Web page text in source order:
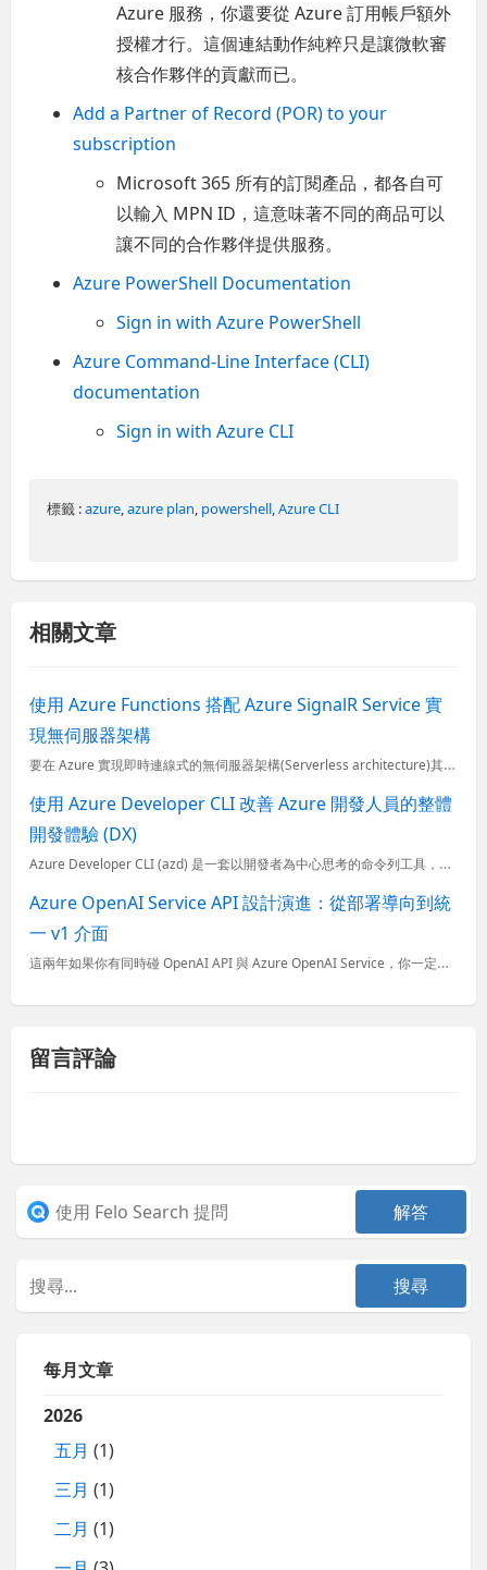
Azure 服務，你還要從 Azure 訂用帳戶額外
授權才行。這個連結動作純粹只是讓微軟審
核合作夥伴的貢獻而已。
Add a Partner of Record (POR) to your
subscription
Microsoft 365 所有的訂閱產品，都各自可
以輸入 MPN ID，這意味著不同的商品可以
讓不同的合作夥伴提供服務。
Azure PowerShell Documentation
Sign in with Azure PowerShell
Azure Command-Line Interface (CLI)
documentation
Sign in with Azure CLI
標籤 :azure,azure plan, powershell,Azure CLI
相關文章
使用 Azure Functions 搭配 Azure SignalR Service 實
現無伺服器架構
要在 Azure 實現即時連線式的無伺服器架構(Serverless architecture)其實相當容易，只要學會 Azure Functions 的開發方式，搭配著 Azure SignalR
使用 Azure Developer CLI 改善 Azure 開發人員的整體
開發體驗 (DX)
Azure Developer CLI (azd) 是一套以開發者為中心思考的命令列工具，專門用來建立可以部署到 Azure 的雲端應用程式。他提供一組命令可以幫助你在開發專案時，可以在專案範本、設定
Azure OpenAI Service API 設計演進：從部署導向到統
一 v1 介面
這兩年如果你有同時碰 OpenAI API 與 Azure OpenAI Service，你一定會覺得同樣是呼叫 LLM 的 API，明明都是一樣的服務，但是 Azure OpenAI 的 API 設...
留言評論
每月文章
2026
五月 (1)
三月 (1)
二月 (1)